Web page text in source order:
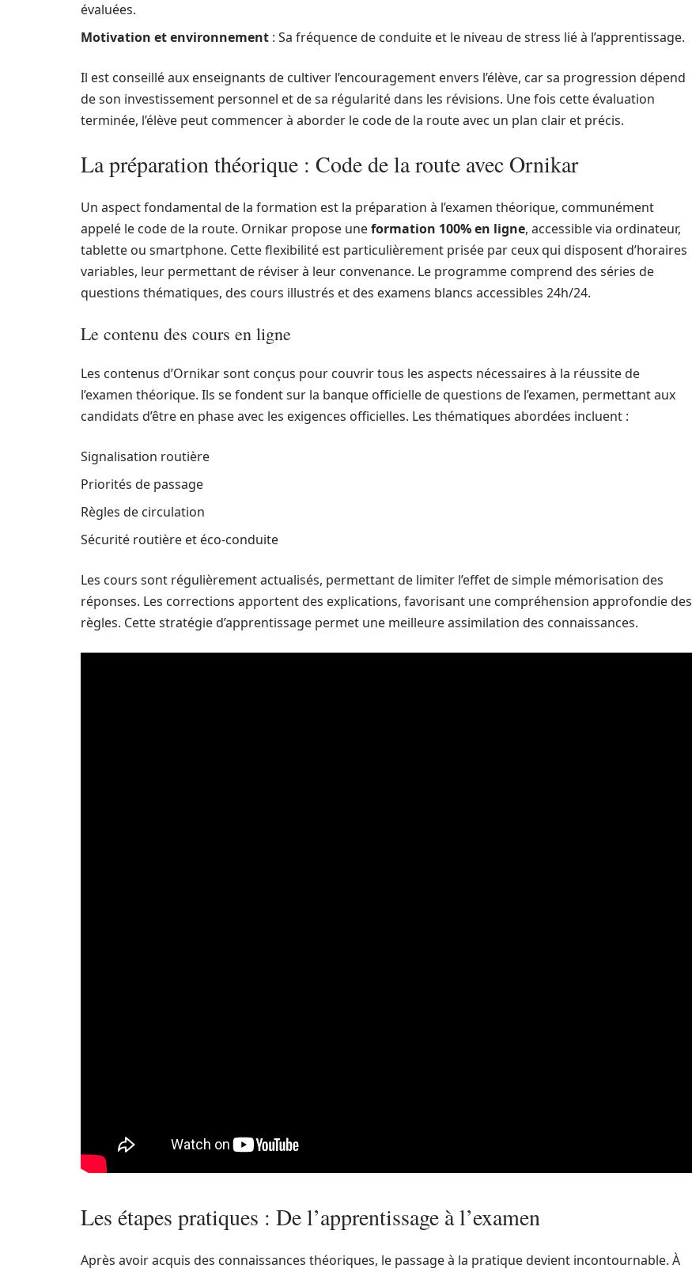
évaluées.
Motivation et environnement : Sa fréquence de conduite et le niveau de stress lié à l’apprentissage.
Il est conseillé aux enseignants de cultiver l’encouragement envers l’élève, car sa progression dépend
de son investissement personnel et de sa régularité dans les révisions. Une fois cette évaluation
terminée, l’élève peut commencer à aborder le code de la route avec un plan clair et précis.
La préparation théorique : Code de la route avec Ornikar
Un aspect fondamental de la formation est la préparation à l’examen théorique, communément
appelé le code de la route. Ornikar propose uneformation 100% en ligne, accessible via ordinateur,
tablette ou smartphone. Cette flexibilité est particulièrement prisée par ceux qui disposent d’horaires
variables, leur permettant de réviser à leur convenance. Le programme comprend des séries de
questions thématiques, des cours illustrés et des examens blancs accessibles 24h/24.
Le contenu des cours en ligne
Les contenus d’Ornikar sont conçus pour couvrir tous les aspects nécessaires à la réussite de
l’examen théorique. Ils se fondent sur la banque officielle de questions de l’examen, permettant aux
candidats d’être en phase avec les exigences officielles. Les thématiques abordées incluent :
Signalisation routière
Priorités de passage
Règles de circulation
Sécurité routière et éco-conduite
Les cours sont régulièrement actualisés, permettant de limiter l’effet de simple mémorisation des
réponses. Les corrections apportent des explications, favorisant une compréhension approfondie des
règles. Cette stratégie d’apprentissage permet une meilleure assimilation des connaissances.
Les étapes pratiques : De l’apprentissage à l’examen
Après avoir acquis des connaissances théoriques, le passage à la pratique devient incontournable. À